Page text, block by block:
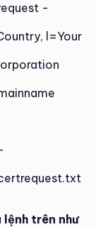
-
l=Your
trên như